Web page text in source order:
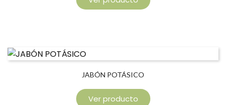
JABÓN POTÁSICO
Ver producto